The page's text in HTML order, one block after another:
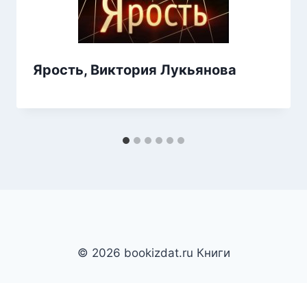
Ярость, Виктория Лукьянова
© 2026 bookizdat.ru Книги